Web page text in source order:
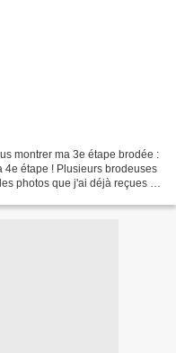
montrer ma 3e étape brodée :
4e étape ! Plusieurs brodeuses
photos que j'ai déjà reçues !